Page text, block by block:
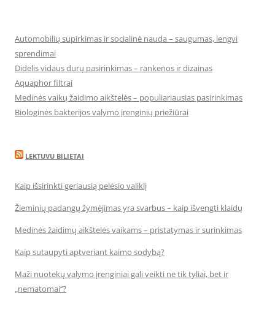
Automobilių supirkimas ir socialinė nauda – saugumas, lengvi
sprendimai
Didelis vidaus durų pasirinkimas – rankenos ir dizainas
Aquaphor filtrai
Medinės vaikų žaidimo aikštelės – populiariausias pasirinkimas
Biologinės bakterijos valymo įrenginių priežiūrai
LEKTUVU BILIETAI
Kaip išsirinkti geriausią pelėsio valiklį
Žieminių padangų žymėjimas yra svarbus – kaip išvengti klaidų
Medinės žaidimų aikštelės vaikams – pristatymas ir surinkimas
Kaip sutaupyti aptveriant kaimo sodybą?
Maži nuotekų valymo įrenginiai gali veikti ne tik tyliai, bet ir
„nematomai‘‘?